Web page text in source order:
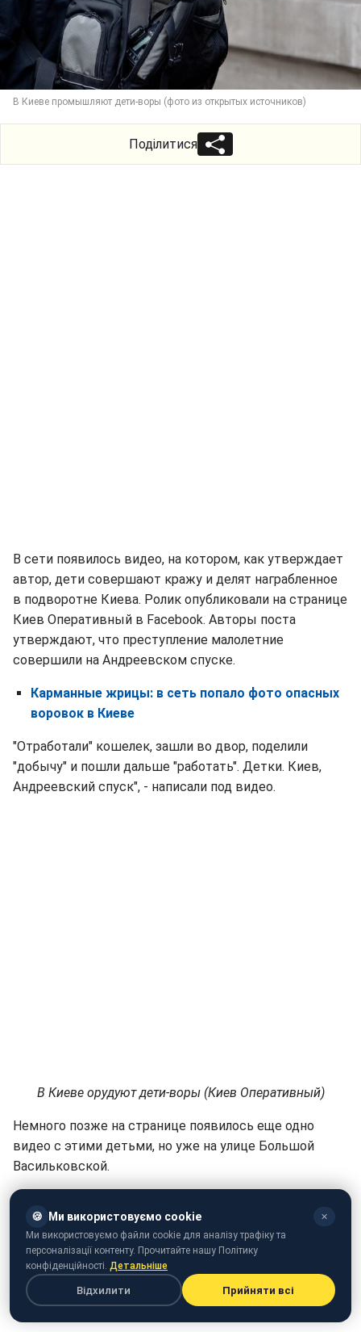
В Киеве промышляют дети-воры (фото из открытых источников)
Поділитися
В сети появилось видео, на котором, как утверждает
автор, дети совершают кражу и делят награбленное
в подворотне Киева. Ролик опубликовали на странице
Киев Оперативный в Facebook. Авторы поста
утверждают, что преступление малолетние
совершили на Андреевском спуске.
Карманные жрицы: в сеть попало фото опасных
воровок в Киеве
"Отработали" кошелек, зашли во двор, поделили
"добычу" и пошли дальше "работать". Детки. Киев,
Андреевский спуск", - написали под видео.
В Киеве орудуют дети-воры (Киев Оперативный)
Немного позже на странице появилось еще одно
видео с этими детьми, но уже на улице Большой
Васильковской.
"Еще немного о детках-ворах. Пытались вытащить
мобильный телефон у женщины, но она вовремя
увидела. Кстати, это именно они изображены в этом
видео", - написали под роликом.
В киевских ресторанах орудуют шустрые
🍪 Ми використовуємо cookie ✕
Ми використовуємо файли cookie для аналізу трафіку та
персоналізації контенту. Прочитайте нашу Політику
конфіденційності. Детальніше
Відхилити Прийняти всі